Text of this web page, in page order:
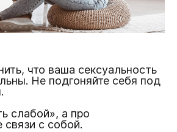
что ваша сексуальность
Не подгоняйте себя под
слабой», а про
связи с собой.